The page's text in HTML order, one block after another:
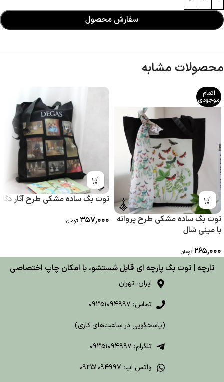
سفارش محصول
محصولات مشابه
اتمام
موجودی
توت بگ ساده مشکی طرح پروانه
با مینی شال
265,000 تومان
توت بگ ساده مشکی طرح آثار دگا
357,000 تومان
تارچه | توت بگ پارچه ای قابل شستشو، با امکان چاپ اختصاصی
ایران، تهران
تماس: 09351094997
(پاسخگویی در ساعت‌های کاری)
تلگرام: 09351094997
واتس اپ: 09351094997